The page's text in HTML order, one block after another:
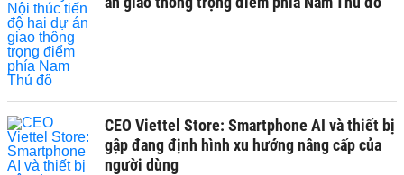
CEO Viettel Store: Smartphone AI và thiết bị
gập đang định hình xu hướng nâng cấp của
người dùng